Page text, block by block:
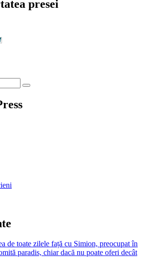
Vasilescu
Păunescu
presei
Căutare
de toate zilele față cu Simion, preocupat în
paradis, chiar dacă nu poate oferi decât